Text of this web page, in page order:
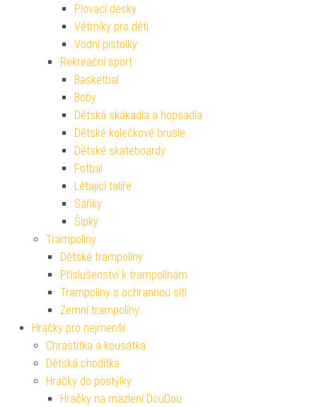
Plovací desky
Větrníky pro děti
Vodní pistolky
Rekreační sport
Basketbal
Boby
Dětská skákadla a hopsadla
Dětské kolečkové brusle
Dětské skateboardy
Fotbal
Létající talíře
Sáňky
Šipky
Trampolíny
Dětské trampolíny
Příslušenství k trampolínám
Trampolíny s ochrannou sítí
Zemní trampolíny
Hračky pro nejmenší
Chrastítka a kousátka
Dětská chodítka
Hračky do postýlky
Hračky na mazlení DouDou